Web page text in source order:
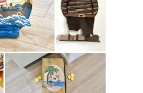
WARENKORB